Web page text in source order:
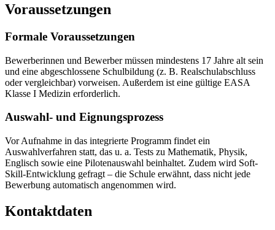
Voraussetzungen
Formale Voraussetzungen
Bewerberinnen und Bewerber müssen mindestens 17 Jahre alt sein
und eine abgeschlossene Schulbildung (z. B. Realschulabschluss
oder vergleichbar) vorweisen. Außerdem ist eine gültige EASA
Klasse I Medizin erforderlich.
Auswahl- und Eignungsprozess
Vor Aufnahme in das integrierte Programm findet ein
Auswahlverfahren statt, das u. a. Tests zu Mathematik, Physik,
Englisch sowie eine Pilotenauswahl beinhaltet. Zudem wird Soft-
Skill-Entwicklung gefragt – die Schule erwähnt, dass nicht jede
Bewerbung automatisch angenommen wird.
Kontaktdaten